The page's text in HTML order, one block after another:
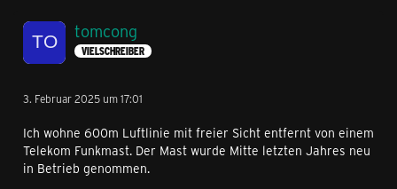
tomcong
VIELSCHREIBER
3. Februar 2025 um 17:01
Ich wohne 600m Luftlinie mit freier Sicht entfernt von einem
Telekom Funkmast. Der Mast wurde Mitte letzten Jahres neu
in Betrieb genommen.